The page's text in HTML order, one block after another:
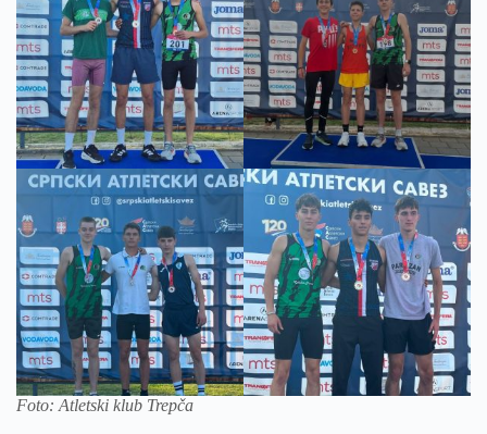
Foto: Atletski klub Trepča